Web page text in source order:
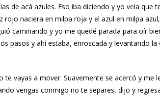
de acá azules. Eso iba diciendo y yo veía que
rojo naciera en milpa roja y el azul en milpa
caminando y yo me quedé parada para oír
pasos y ahí estaba, enroscada y levantando la
vayas a mover. Suavemente se acercó y me
vengas conmigo no te separes, dijo y